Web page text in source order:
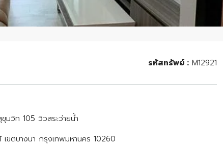
รหัสทรัพย์ : M12921
วิท 105 วิวสระว่ายน้ำ
ขตบางนา กรุงเทพมหานคร 10260